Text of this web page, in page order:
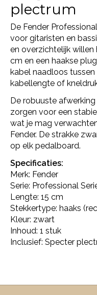
plectrum
De Fender
voor gitaristen en
en overzichtelijk willen
cm en een haakse
kabel naadloos
kabellengte of
De robuuste
zorgen voor een
wat je mag
Fender. De strakke
op elk pedalboard.
Specificaties:
Merk: Fender
Serie: Professional
Lengte: 15 cm
Stekkertype: haaks
Kleur: zwart
Inhoud: 1 stuk
Inclusief: Specter